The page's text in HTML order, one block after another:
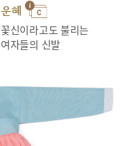
운혜
꽃신이라고도 불리는
여자들의 신발